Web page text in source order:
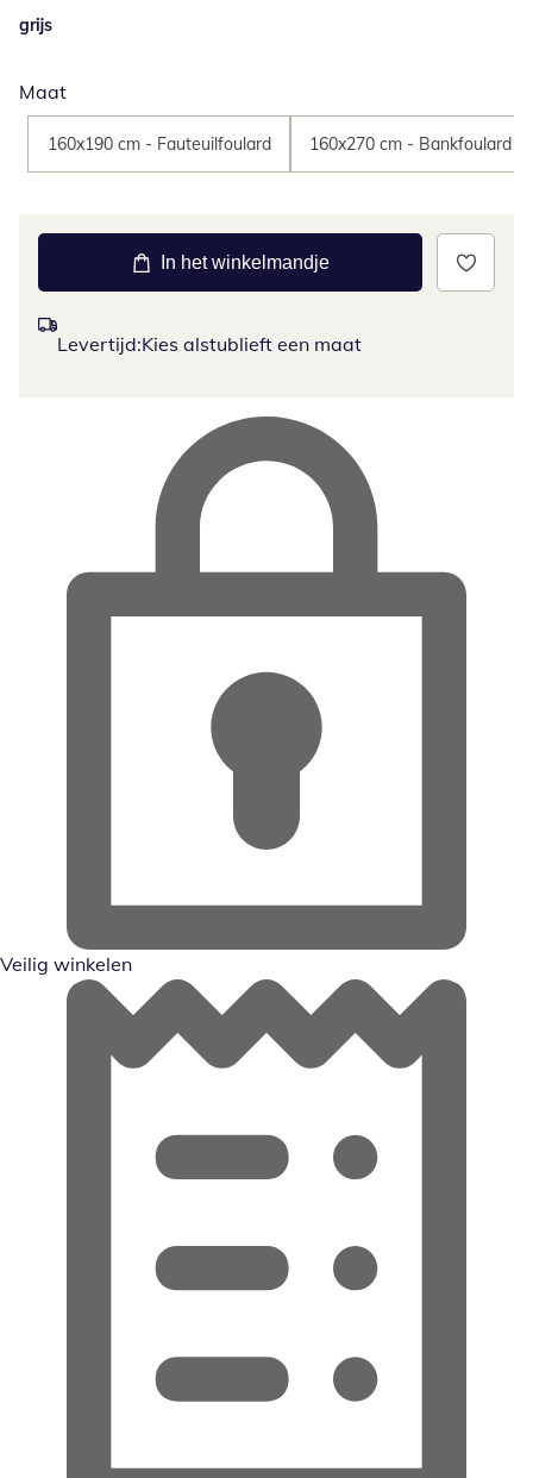
grijs
Maat
160x190 cm - Fauteuilfoulard 160x270 cm - Bankfoulard
In het winkelmandje
Levertijd:Kies alstublieft een maat
Veilig winkelen